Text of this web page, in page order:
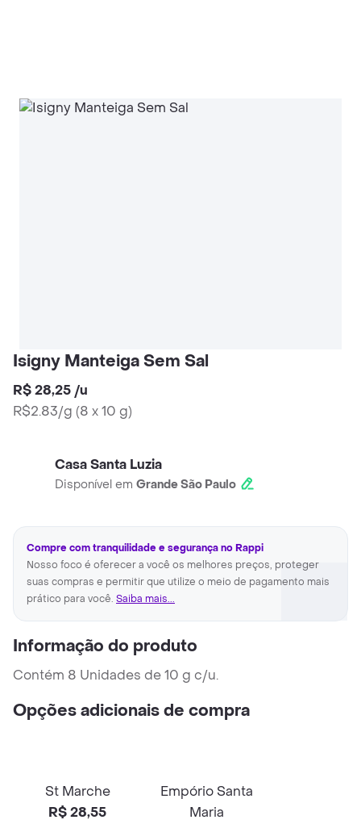
Isigny Manteiga Sem Sal
R$ 28,25 /u
R$2.83/g (8 x 10 g)
Casa Santa Luzia
Disponível em Grande São Paulo
Compre com tranquilidade e segurança no Rappi
Nosso foco é oferecer a você os melhores preços, proteger
suas compras e permitir que utilize o meio de pagamento mais
prático para você. Saiba mais...
Informação do produto
Contém 8 Unidades de 10 g c/u.
Opções adicionais de compra
St Marche
R$ 28,55
Empório Santa
Maria